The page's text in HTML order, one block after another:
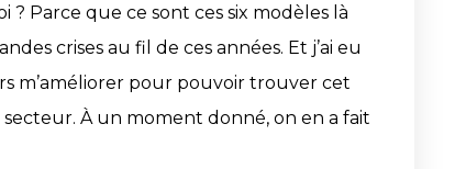
Parce que ce sont ces six modèles là
crises au fil de ces années. Et j’ai eu
m’améliorer pour pouvoir trouver cet
À un moment donné, on en a fait